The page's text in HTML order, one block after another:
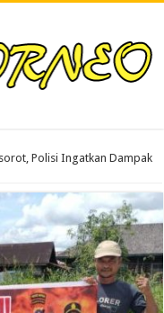
Polisi Ingatkan Dampak